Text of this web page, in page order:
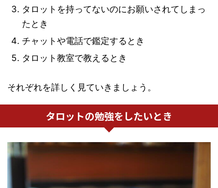
タロットを持ってないのにお願いされてしまっ
たとき
チャットや電話で鑑定するとき
タロット教室で教えるとき
それぞれを詳しく見ていきましょう。
タロットの勉強をしたいとき